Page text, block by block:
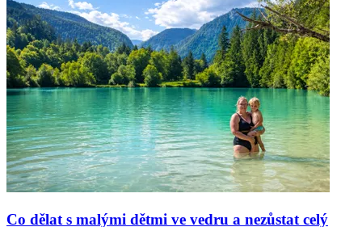
Co dělat s malými dětmi ve vedru a nezůstat celý